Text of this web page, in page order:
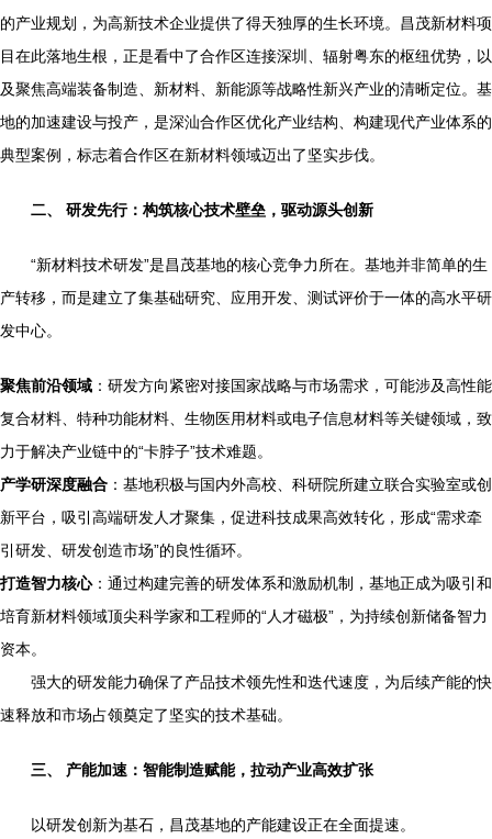
的产业规划，为高新技术企业提供了得天独厚的生长环境。昌茂新材料项
目在此落地生根，正是看中了合作区连接深圳、辐射粤东的枢纽优势，以
及聚焦高端装备制造、新材料、新能源等战略性新兴产业的清晰定位。基
地的加速建设与投产，是深汕合作区优化产业结构、构建现代产业体系的
典型案例，标志着合作区在新材料领域迈出了坚实步伐。
二、 研发先行：构筑核心技术壁垒，驱动源头创新
“新材料技术研发”是昌茂基地的核心竞争力所在。基地并非简单的生
产转移，而是建立了集基础研究、应用开发、测试评价于一体的高水平研
发中心。
聚焦前沿领域 ：研发方向紧密对接国家战略与市场需求，可能涉及高性能
复合材料、特种功能材料、生物医用材料或电子信息材料等关键领域，致
力于解决产业链中的“卡脖子”技术难题。
产学研深度融合 ：基地积极与国内外高校、科研院所建立联合实验室或创
新平台，吸引高端研发人才聚集，促进科技成果高效转化，形成“需求牵
引研发、研发创造市场”的良性循环。
打造智力核心：通过构建完善的研发体系和激励机制，基地正成为吸引和
培育新材料领域顶尖科学家和工程师的“人才磁极”，为持续创新储备智力
资本。
强大的研发能力确保了产品技术领先性和迭代速度，为后续产能的快
速释放和市场占领奠定了坚实的技术基础。
三、 产能加速：智能制造赋能，拉动产业高效扩张
以研发创新为基石，昌茂基地的产能建设正在全面提速。